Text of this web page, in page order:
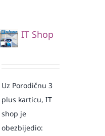
IT Shop
Uz Porodičnu 3
plus karticu, IT
shop je
obezbijedio: